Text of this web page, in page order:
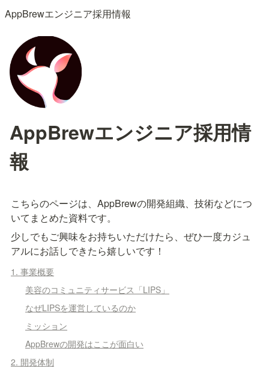
AppBrewエンジニア採用情報
AppBrewエンジニア採用情
報
こちらのページは、AppBrewの開発組織、技術などにつ
いてまとめた資料です。
少しでもご興味をお持ちいただけたら、ぜひ一度カジュ
アルにお話しできたら嬉しいです！
1. 事業概要
美容のコミュニティサービス「LIPS」
なぜLIPSを運営しているのか
ミッション
AppBrewの開発はここが面白い
2. 開発体制